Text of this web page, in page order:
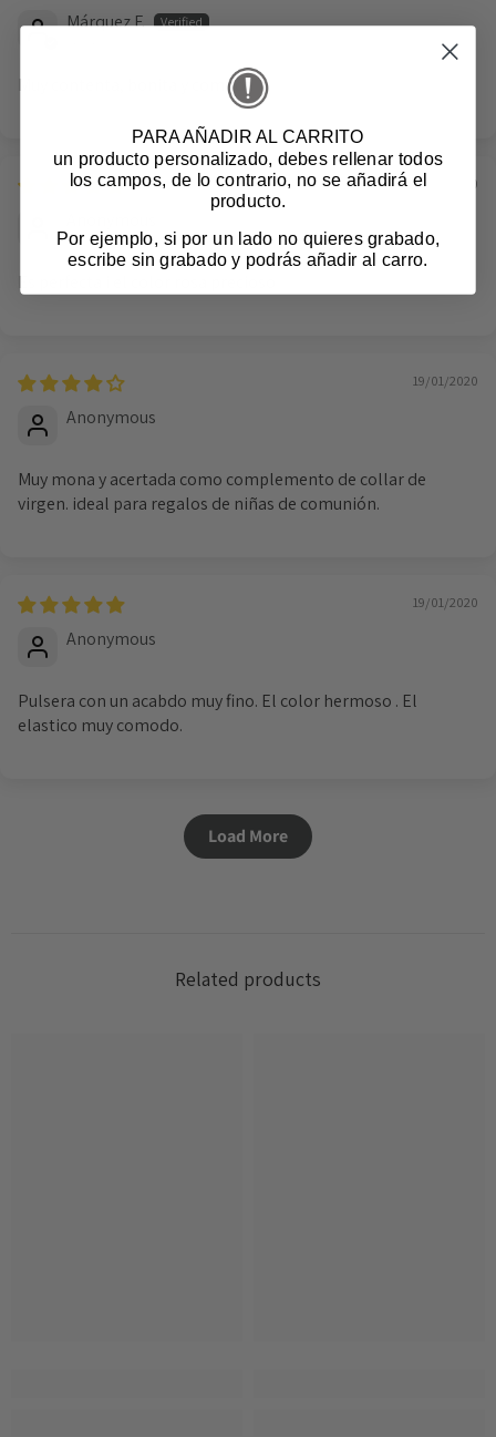
Márquez F.
Muy contenta, bonita y comoda
01/05/2020
Es perfecta i el color rosa precioso
19/01/2020
Anonymous
Muy mona y acertada como complemento de collar de
virgen. ideal para regalos de niñas de comunión.
19/01/2020
Anonymous
Pulsera con un acabdo muy fino. El color hermoso . El
elastico muy comodo.
Load More
Related products
Login required
Log in to your account to add products to your
PARA AÑADIR AL CARRITO
un producto personalizado, debes rellenar todos
los campos, de lo contrario, no se añadirá el
producto.
Por ejemplo, si por un lado no quieres grabado,
escribe sin grabado y podrás añadir al carro.